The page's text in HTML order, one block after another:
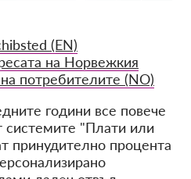
(EN)
на Норвежкия
потребителите (NO)
години все повече
системите "Плати или
принудително процента